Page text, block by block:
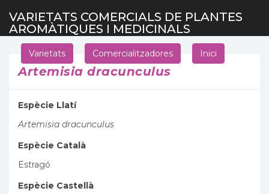
VARIETATS COMERCIALS DE PLANTES
AROMÀTIQUES I MEDICINALS
Varietats Comercialitzadores Inici
Artemisia dracunculus
Espècie Llatí
Artemisia dracunculus
Espècie Català
Estragó
Espècie Castellà